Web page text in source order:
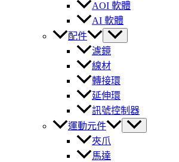
AOI 軟體
AI 軟體
配件
濾鏡
線材
轉接環
延伸環
訊號控制器
運動元件
夾爪
馬達